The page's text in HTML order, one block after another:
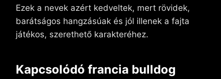
Ezek a nevek azért kedveltek, mert rövidek,
barátságos hangzásúak és jól illenek a fajta
játékos, szerethető karakteréhez.
Kapcsolódó francia bulldog